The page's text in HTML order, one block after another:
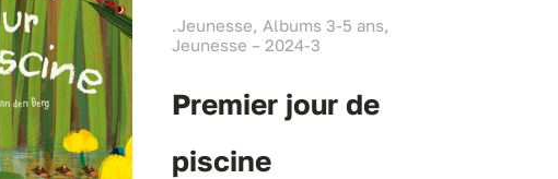
.Jeunesse, Albums 3-5 ans,
Jeunesse – 2024-3
Premier jour de
piscine